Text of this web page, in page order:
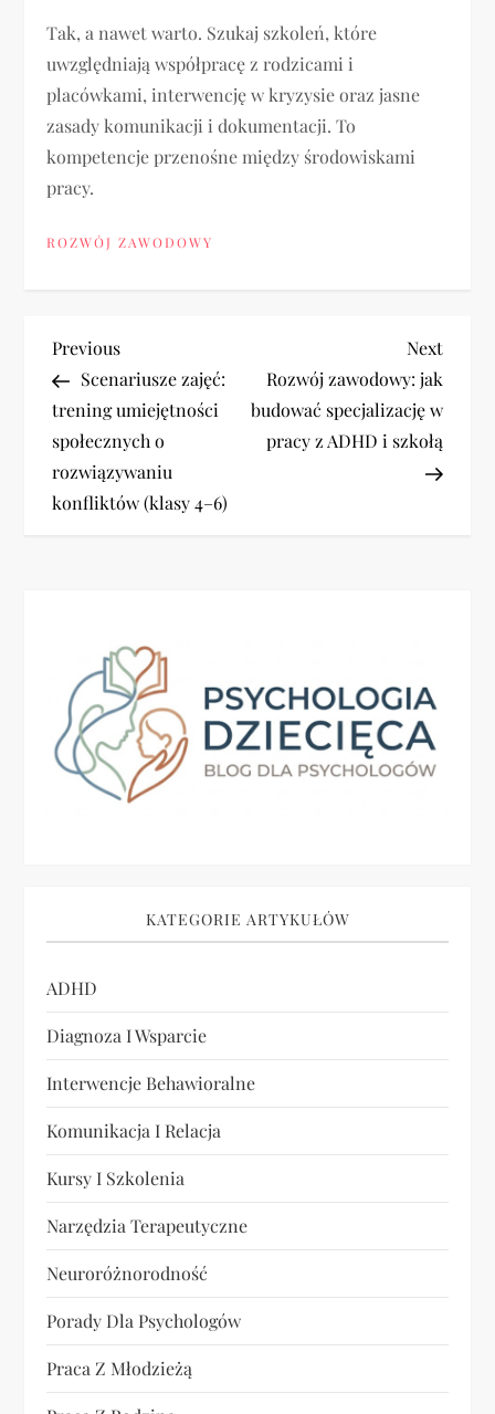
Tak, a nawet warto. Szukaj szkoleń, które
uwzględniają współpracę z rodzicami i
placówkami, interwencję w kryzysie oraz jasne
zasady komunikacji i dokumentacji. To
kompetencje przenośne między środowiskami
pracy.
ROZWÓJ ZAWODOWY
N
a
w
i
a
i
s
u
Previous
Post
Previous
Scenariusze zajęć:
trening umiejętności
społecznych o
rozwiązywaniu
konfliktów (klasy 4–6)
Next
Post
Next
Rozwój zawodowy: jak
budować specjalizację w
pracy z ADHD i szkołą
KATEGORIE ARTYKUŁÓW
ADHD
Diagnoza I Wsparcie
Interwencje Behawioralne
Komunikacja I Relacja
Kursy I Szkolenia
Narzędzia Terapeutyczne
Neuroróżnorodność
Porady Dla Psychologów
Praca Z Młodzieżą